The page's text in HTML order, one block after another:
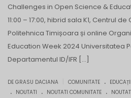
Challenges in Open Science &
11:00 – 17:00, hibrid sala K1, Centrul
Politehnica Timișoara și online
Education Week 2024 Universitatea
Departamentul ID/IFR […]
DE GRASU DACIANA COMUNITATE .
. NOUTATI . NOUTATI COMUNITATE .